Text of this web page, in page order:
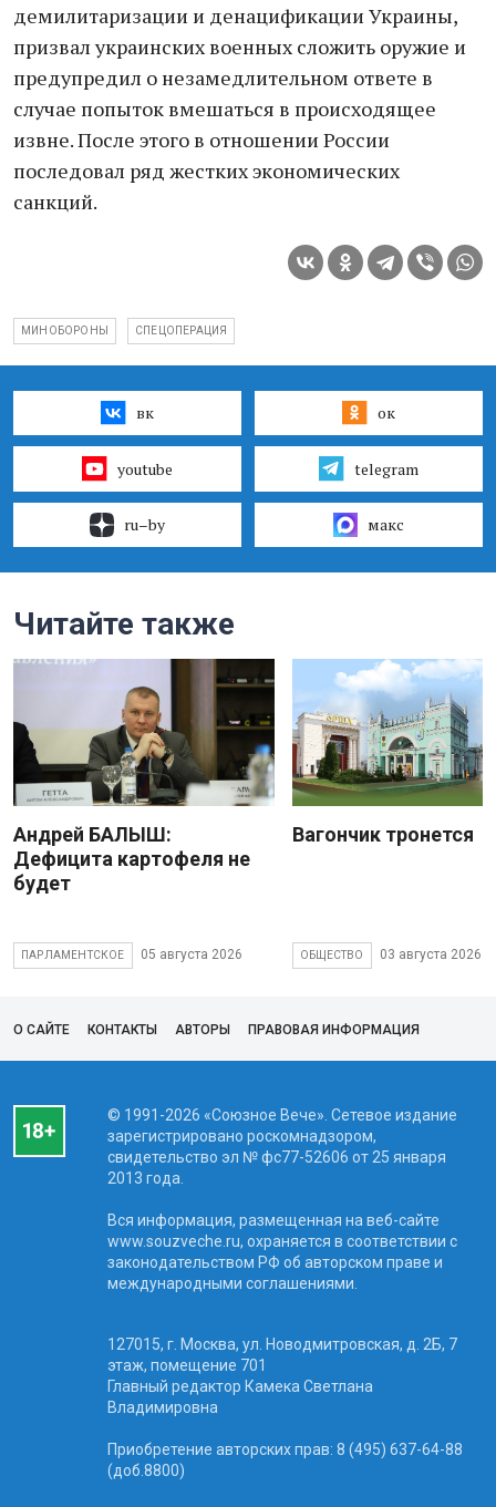
демилитаризации и денацификации Украины,
призвал украинских военных сложить оружие и
предупредил о нeзамедлительном ответе в
случае попыток вмешаться в происходящее
извне. После этого в отношении России
последовал ряд жестких экономических
санкций.
МИНОБОРОНЫ СПЕЦОПЕРАЦИЯ
вк ок
youtube telegram
ru–by макс
Читайте также
Андрей БАЛЫШ:
Дефицита картофеля не
будет
ПАРЛАМЕНТСКОЕ 05 августа 2026
Вагончик тронется
ОБЩЕСТВО 03 августа 2026
О САЙТЕ КОНТАКТЫ АВТОРЫ ПРАВОВАЯ ИНФОРМАЦИЯ
© 1991-2026 «Союзное Вече». Сетевое издание
зарегистрировано роскомнадзором,
свидетельство эл № фc77-52606 от 25 января
2013 года.
Вся информация, размещенная на веб-сайте
www.souzveche.ru, охраняется в соответствии с
законодательством РФ об авторском праве и
международными соглашениями.
127015, г. Москва, ул. Новодмитровская, д. 2Б, 7
этаж, помещение 701
Главный редактор Камека Светлана
Владимировна
Приобретение авторских прав: 8 (495) 637-64-88
(доб.8800)